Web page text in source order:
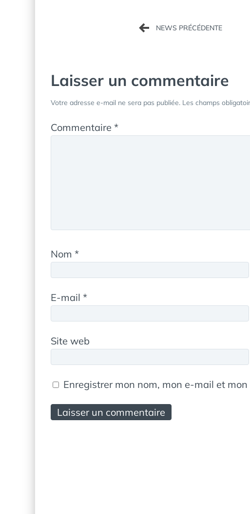
de
Laisser un commentaire
Votre adresse e-mail ne sera pas publiée. Les champs
Commentaire *
Nom *
E-mail *
Site web
Enregistrer mon nom, mon e-mail et